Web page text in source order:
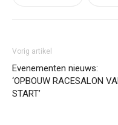
Vorig artikel
Evenementen nieuws:
‘OPBOUW RACESALON
START’